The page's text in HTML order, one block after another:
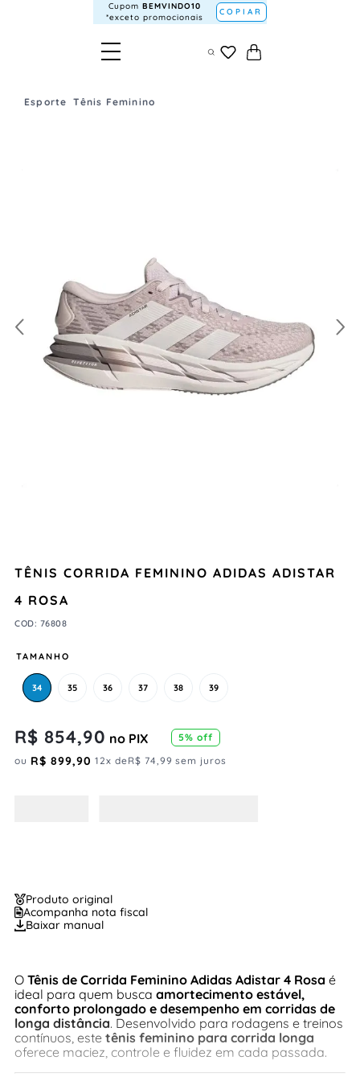
Cupom BEMVINDO10
*exceto promocionais
COPIAR
Esporte Tênis Feminino
TÊNIS CORRIDA FEMININO ADIDAS ADISTAR
4 ROSA
COD: 76808
TAMANHO
34 35 36 37 38 39
R$ 854,90 no PIX 5% off
ou R$ 899,90 12x deR$ 74,99 sem juros
Produto original
Acompanha nota fiscal
Baixar manual
O Tênis de Corrida Feminino Adidas Adistar 4 Rosa é
ideal para quem busca amortecimento estável,
conforto prolongado e desempenho em corridas de
longa distância. Desenvolvido para rodagens e treinos
contínuos, este tênis feminino para corrida longa
oferece maciez, controle e fluidez em cada passada.